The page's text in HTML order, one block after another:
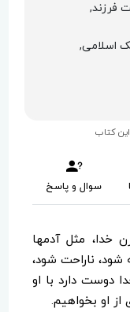
فرزند,
اسلامی,
کتاب
سوال و پاسخ
مثل آدم­ها
ناراحت شود،
دوست دارد با او
از او بخواهیم.